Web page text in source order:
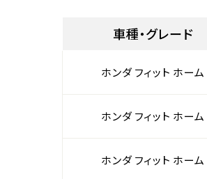
車種・グレード
ホンダ フィット ホーム
ホンダ フィット ホーム
ホンダ フィット ホーム